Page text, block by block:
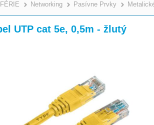
>
Networking >
Pasívne Prvky
UTP cat 5e, 0,5m - žlutý